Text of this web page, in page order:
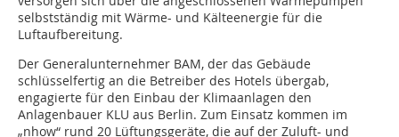
selbstständig mit Wärme- und Kälteenergie für die
Luftaufbereitung.
Der Generalunternehmer BAM, der das Gebäude
schlüsselfertig an die Betreiber des Hotels übergab,
engagierte für den Einbau der Klimaanlagen den
Anlagenbauer KLU aus Berlin. Zum Einsatz kommen im
„nhow“ rund 20 Lüftungsgeräte, die auf der Zuluft- und